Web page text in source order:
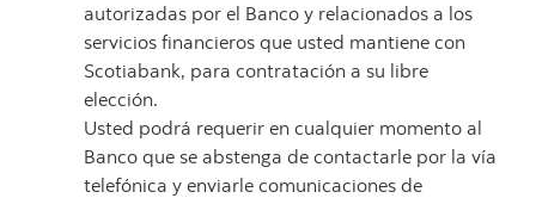
autorizadas por el Banco y relacionados a los
servicios financieros que usted mantiene con
Scotiabank, para contratación a su libre
elección.
Usted podrá requerir en cualquier momento al
Banco que se abstenga de contactarle por la vía
telefónica y enviarle comunicaciones de